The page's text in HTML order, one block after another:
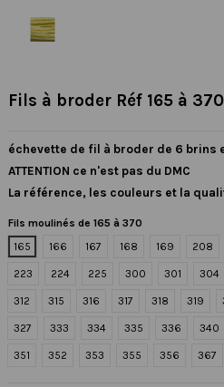
Fils à broder Réf 165 à 370
échevette de fil à broder de 6 brins
ATTENTION ce n'est pas du DMC
La référence, les couleurs et la
Fils moulinés de 165 à 370
165
166 167 168 169 208
223 224 225 300 301 304
312 315 316 317 318 319
327 333 334 335 336 340
351 352 353 355 356 367